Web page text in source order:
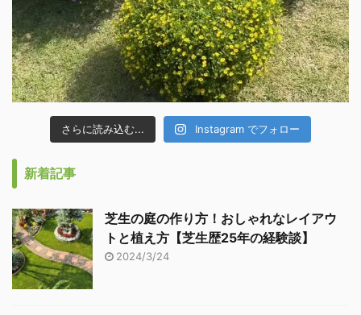
さらに読み込む... Instagram でフォロー
新着記事
芝生の庭の作り方！おしゃれなレイアウ
トと植え方【芝生歴25年の経験談】
2024/3/24